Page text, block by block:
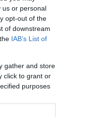
us or personal
opt-out of the
of downstream
IAB’s List of
gather and store
click to grant or
purposes